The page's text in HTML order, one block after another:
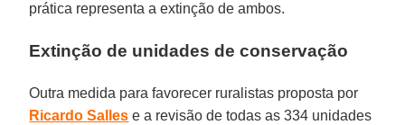
prática representa a extinção de ambos.
Extinção de unidades de conservação
Outra medida para favorecer ruralistas proposta por
Ricardo Salles e a revisão de todas as 334 unidades